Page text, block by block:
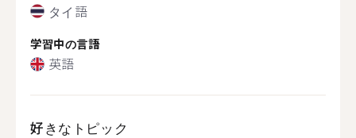
タイ語
学習中の言語
英語
好きなトピック